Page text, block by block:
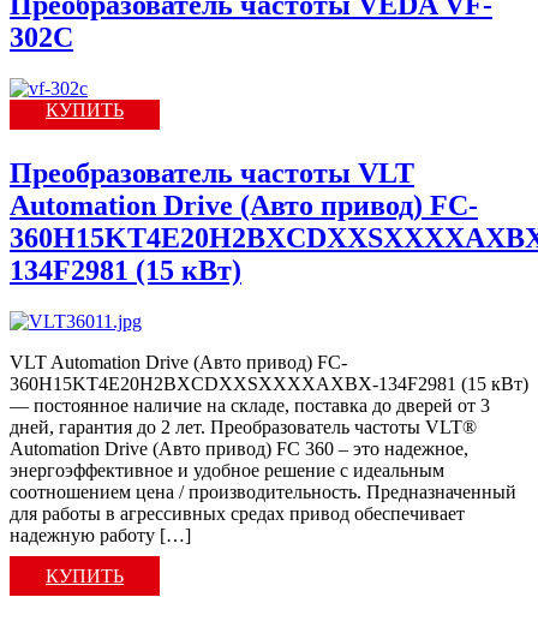
302C
КУПИТЬ
Преобразователь частоты VLT
Automation Drive (Авто привод) FC-
134F2981 (15 кВт)
VLT Automation Drive (Авто привод) FC-
360H15KT4E20H2BXCDXXSXXXXAXBX-134F2981 (15 кВт)
— постоянное наличие на складе, поставка до дверей от 3
дней, гарантия до 2 лет. Преобразователь частоты VLT®
Automation Drive (Авто привод) FC 360 – это надежное,
энергоэффективное и удобное решение с идеальным
соотношением цена / производительность. Предназначенный
для работы в агрессивных средах привод обеспечивает
надежную работу […]
КУПИТЬ